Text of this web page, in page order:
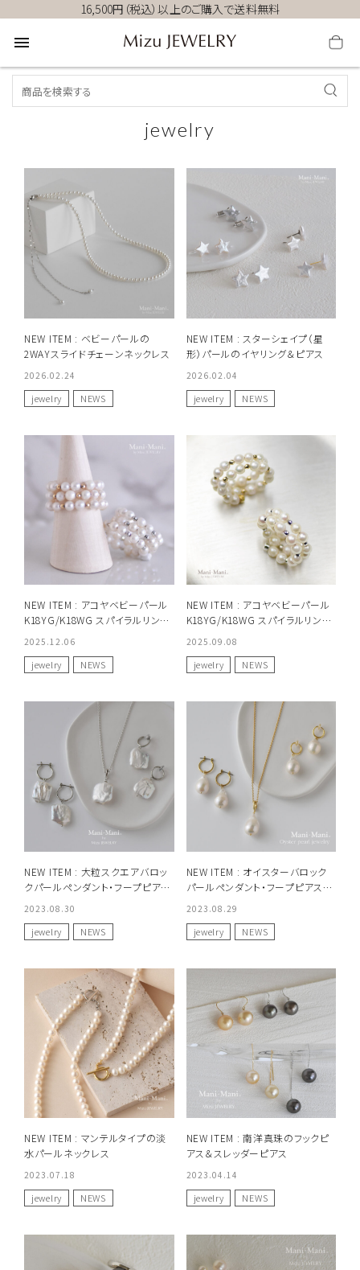
16,500円（税込）以上のご購入で送料無料
menu
jewelry
NEW ITEM : ベビーパールの
2WAYスライドチェーンネックレス
2026.02.24
jewelry NEWS
NEW ITEM : スターシェイプ（星
形）パールのイヤリング＆ピアス
2026.02.04
jewelry NEWS
NEW ITEM : アコヤベビーパール
K18YG/K18WG スパイラルリング
2025.12.06
jewelry NEWS
NEW ITEM : アコヤベビーパール
K18YG/K18WG スパイラルリング
2025.09.08
jewelry NEWS
NEW ITEM : 大粒スクエアバロッ
クパールペンダント・フープピア
2023.08.30
jewelry NEWS
NEW ITEM : オイスターバロック
パールペンダント・フープピアス・
2023.08.29
jewelry NEWS
NEW ITEM : マンテルタイプの淡
水パールネックレス
2023.07.18
jewelry NEWS
NEW ITEM : 南洋真珠のフックピ
アス＆スレッダーピアス
2023.04.14
jewelry NEWS